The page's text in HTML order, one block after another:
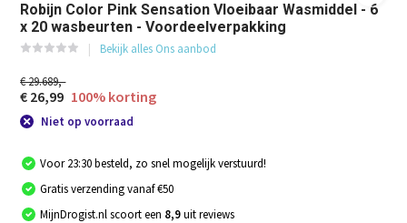
Robijn Color Pink Sensation Vloeibaar Wasmiddel - 6
x 20 wasbeurten - Voordeelverpakking
Bekijk alles Ons aanbod
€ 29.689,-
€ 26,99 100% korting
Niet op voorraad
Voor 23:30 besteld, zo snel mogelijk verstuurd!
Gratis verzending vanaf €50
MijnDrogist.nl scoort een 8,9uit reviews